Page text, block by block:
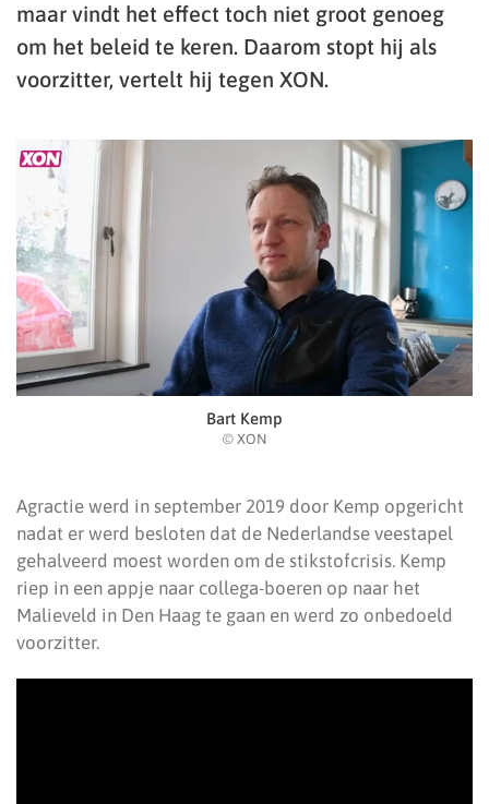
maar vindt het effect toch niet groot genoeg
om het beleid te keren. Daarom stopt hij als
voorzitter, vertelt hij tegen XON.
Bart Kemp
© XON
Agractie werd in september 2019 door Kemp opgericht
nadat er werd besloten dat de Nederlandse veestapel
gehalveerd moest worden om de stikstofcrisis. Kemp
riep in een appje naar collega-boeren op naar het
Malieveld in Den Haag te gaan en werd zo onbedoeld
voorzitter.